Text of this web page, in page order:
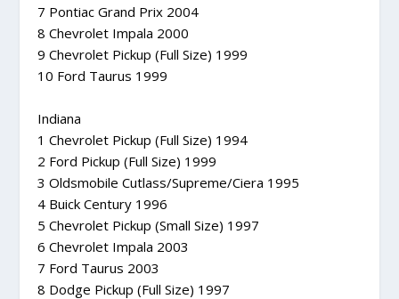
7 Pontiac Grand Prix 2004
8 Chevrolet Impala 2000
9 Chevrolet Pickup (Full Size) 1999
10 Ford Taurus 1999
Indiana
1 Chevrolet Pickup (Full Size) 1994
2 Ford Pickup (Full Size) 1999
3 Oldsmobile Cutlass/Supreme/Ciera 1995
4 Buick Century 1996
5 Chevrolet Pickup (Small Size) 1997
6 Chevrolet Impala 2003
7 Ford Taurus 2003
8 Dodge Pickup (Full Size) 1997